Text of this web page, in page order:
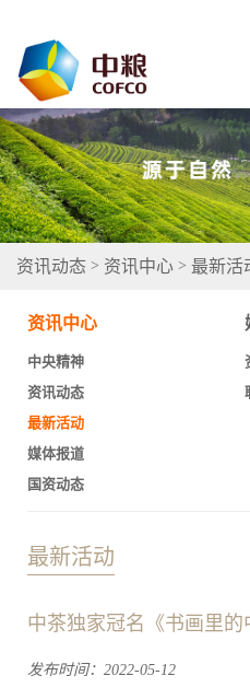
资讯动态 > 资讯中心 > 最新活
资讯中心
中央精神
资讯动态
最新活动
媒体报道
国资动态
最新活动
中茶独家冠名《书画里
发布时间：2022-05-12